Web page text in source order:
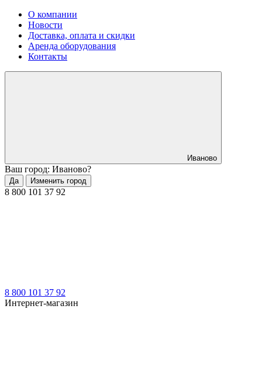
О компании
Новости
Доставка, оплата и скидки
Аренда оборудования
Контакты
Иваново
Ваш город: Иваново?
Да Изменить город
8 800 101 37 92
8 800 101 37 92
Интернет-магазин